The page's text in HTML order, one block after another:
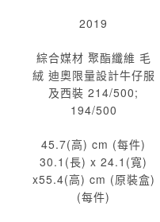
2019
綜合媒材 聚酯纖維 毛
絨 迪奧限量設計牛仔服
及西裝 214/500;
194/500
45.7(高) cm (每件)
30.1(長) x 24.1(寬)
x55.4(高) cm (原裝盒)
(每件)